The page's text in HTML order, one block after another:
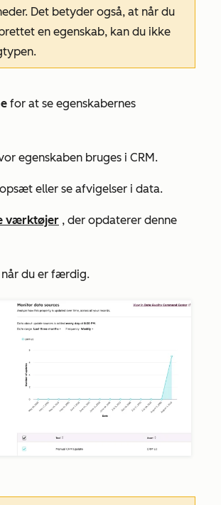
Det betyder også, at når du
en egenskab, kan du ikke
for at se egenskabernes
egenskaben bruges i CRM.
eller se afvigelser i data.
værktøjer , der opdaterer denne
når du er færdig.